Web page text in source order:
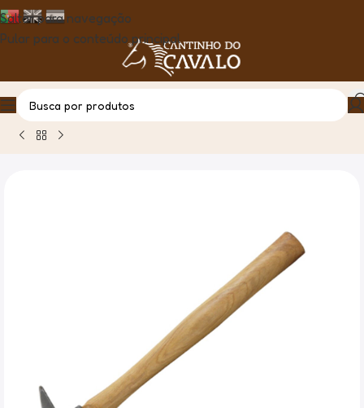
Saltar para navegação
Pular para o conteúdo principal
Casa Produto Martelo Ferrador P/Cravar – Buffalo